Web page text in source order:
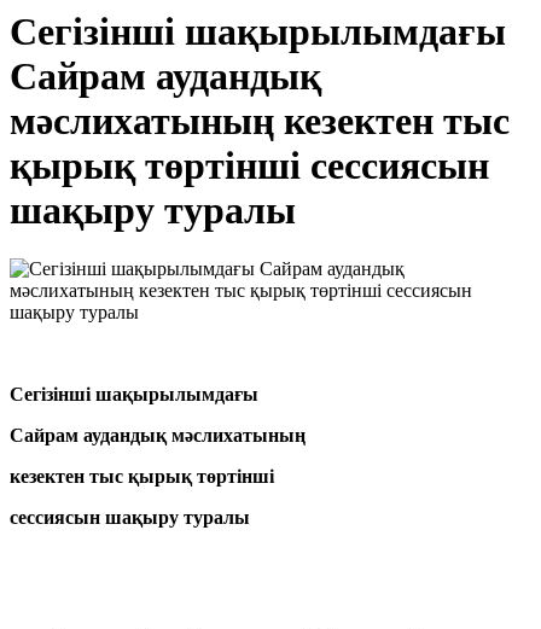
Сегізінші шақырылымдағы
Сайрам аудандық
мәслихатының кезектен тыс
қырық төртінші сессиясын
шақыру туралы
Сегізінші шақырылымдағы
Сайрам аудандық мәслихатының
кезектен тыс қырық төртінші
сессиясын шақыру туралы